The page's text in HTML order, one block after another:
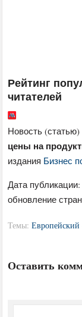
Рейтинг
читателей
Новость (статью)
цены на
издания Бизнес
Дата
обновление
Темы:Европейский
Оставить